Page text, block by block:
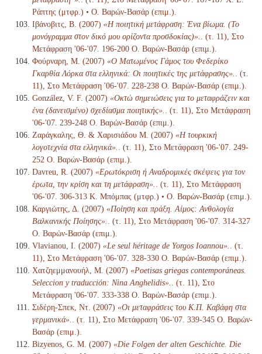
Ράπτης (μτφρ.) • Ο. Βαρών-Βασάρ (επιμ.).
Ιβάνοβιτς, Β. (2007) «Η ποιητική μετάφραση: Ένα βίωμα. (Το
μονόγραμμα στον δικό μου ορίζοντα προσδοκίας)».
. (τ. 11), Στο
Μετάφραση '06-'07. 196-200 Ο. Βαρών-Βασάρ (επιμ.).
Φούρναρη, Μ. (2007) «Ο Ματωμένος Γάμος του Φεδερίκο
Γκαρθία Λόρκα στα ελληνικά: Οι ποιητικές της μετάφρασης».
. (τ.
11), Στο Μετάφραση '06-'07. 228-238 Ο. Βαρών-Βασάρ (επιμ.).
González, V. F. (2007) «Οκτώ σημειώσεις για το μεταφράζειν και
ένα (δανεισμένο) σχεδίασμα ποιητικής».
. (τ. 11), Στο Μετάφραση
'06-'07. 239-248 Ο. Βαρών-Βασάρ (επιμ.).
Ζαράγκαλης, Θ. & Χαρισιάδου Μ. (2007) «Η τουρκική
λογοτεχνία στα ελληνικά».
. (τ. 11), Στο Μετάφραση '06-'07. 249-
252 Ο. Βαρών-Βασάρ (επιμ.).
Davreu, R. (2007) «Ερωτόκριση ή Αναδρομικές σκέψεις για τον
έρωτα, την κρίση και τη μετάφραση».
. (τ. 11), Στο Μετάφραση
'06-'07. 306-313 Κ. Μπόμπας (μτφρ.) • Ο. Βαρών-Βασάρ (επιμ.).
Καργιώτης, Δ. (2007) «Ποίηση και πράξη. Αίμος: Ανθολογία
Βαλκανικής Ποίησης».
. (τ. 11), Στο Μετάφραση '06-'07. 314-327
Ο. Βαρών-Βασάρ (επιμ.).
Vlavianou, I. (2007) «Le seul héritage de Yorgos Ioannou».
. (τ.
11), Στο Μετάφραση '06-'07. 328-330 Ο. Βαρών-Βασάρ (επιμ.).
Χατζηεμμανουήλ, Μ. (2007) «Poetisas griegas contemporáneas.
Seleccion y traducción: Nina Anghelidis».
. (τ. 11), Στο
Μετάφραση '06-'07. 333-338 Ο. Βαρών-Βασάρ (επιμ.).
Σιδέρη-Σπεκ, Ντ. (2007) «Οι μεταφράσεις του Κ.Π. Καβάφη στα
γερμανικά».
. (τ. 11), Στο Μετάφραση '06-'07. 339-345 Ο. Βαρών-
Βασάρ (επιμ.).
Bizyenos, G. M. (2007) «Die Folgen der alten Geschichte. Die